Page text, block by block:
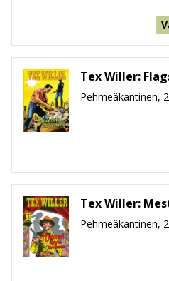
Tex Willer:
Pehmeäkantinen,
Tex Willer:
Pehmeäkantinen,